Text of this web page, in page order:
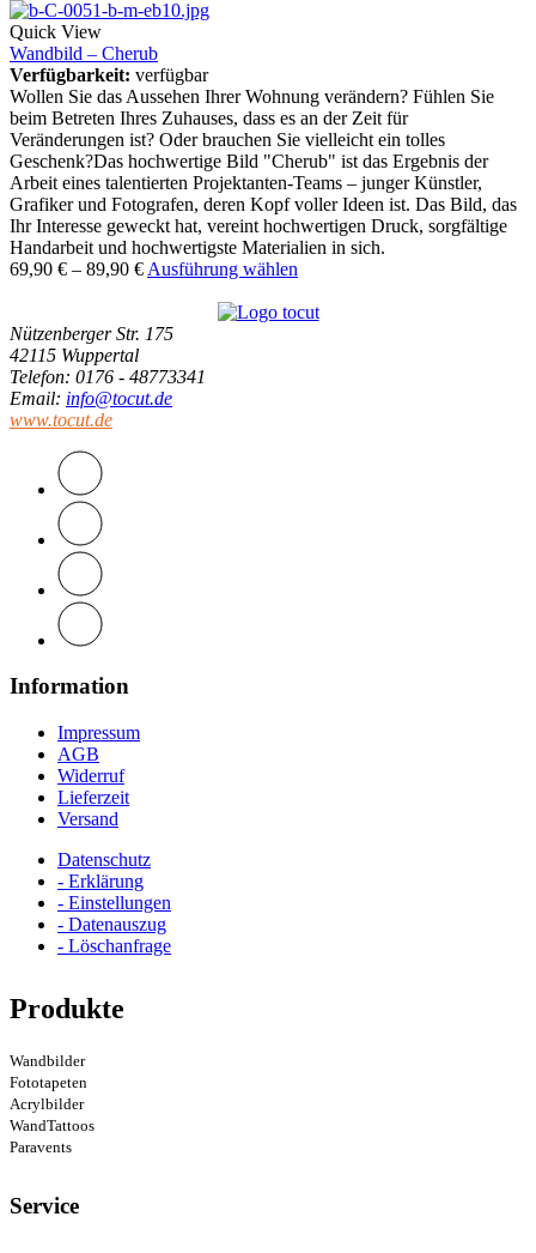
Quick View
Wandbild – Cherub
Verfügbarkeit: verfügbar
Wollen Sie das Aussehen Ihrer Wohnung verändern? Fühlen Sie
beim Betreten Ihres Zuhauses, dass es an der Zeit für
Veränderungen ist? Oder brauchen Sie vielleicht ein tolles
Geschenk?Das hochwertige Bild "Cherub" ist das Ergebnis der
Arbeit eines talentierten Projektanten-Teams – junger Künstler,
Grafiker und Fotografen, deren Kopf voller Ideen ist. Das Bild, das
Ihr Interesse geweckt hat, vereint hochwertigen Druck, sorgfältige
Handarbeit und hochwertigste Materialien in sich.
69,90 € – 89,90 € Ausführung wählen
Nützenberger Str. 175
42115 Wuppertal
Telefon: 0176 - 48773341
Email: info@tocut.de
www.tocut.de
Information
Impressum
AGB
Widerruf
Lieferzeit
Versand
Datenschutz
- Erklärung
- Einstellungen
- Datenauszug
- Löschanfrage
Produkte
Wandbilder
Fototapeten
Acrylbilder
WandTattoos
Paravents
Service